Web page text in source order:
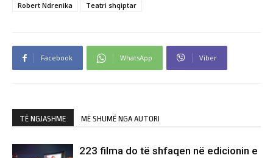
Robert Ndrenika
Teatri shqiptar
Facebook WhatsApp Viber
TË NGJASHME MË SHUMË NGA AUTORI
223 filma do të shfaqen në edicionin e